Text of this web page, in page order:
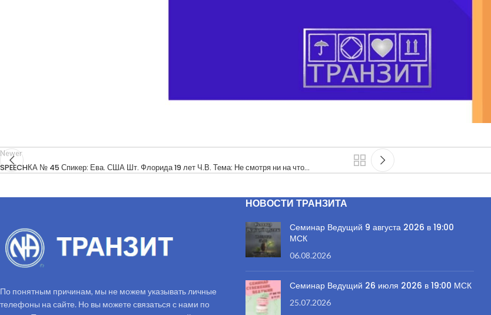
Newer
SPEECHКА № 45 Спикер: Ева. США Шт. Флорида 19 лет Ч.В. Тема: Не смотря ни на что…
По понятным причинам, мы не можем указывать личные
телефоны на сайте. Но вы можете связаться с нами по
НОВОСТИ ТРАНЗИТА
Семинар Ведущий 9 августа 2026 в 19:00
МСК
06.08.2026
Семинар Ведущий 26 июля 2026 в 19:00 МСК
25.07.2026